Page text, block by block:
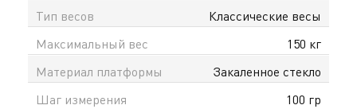
Тип весов
Классические весы
Максимальный вес
150 кг
Материал платформы
Закаленное стекло
Шаг измерения
100 гр